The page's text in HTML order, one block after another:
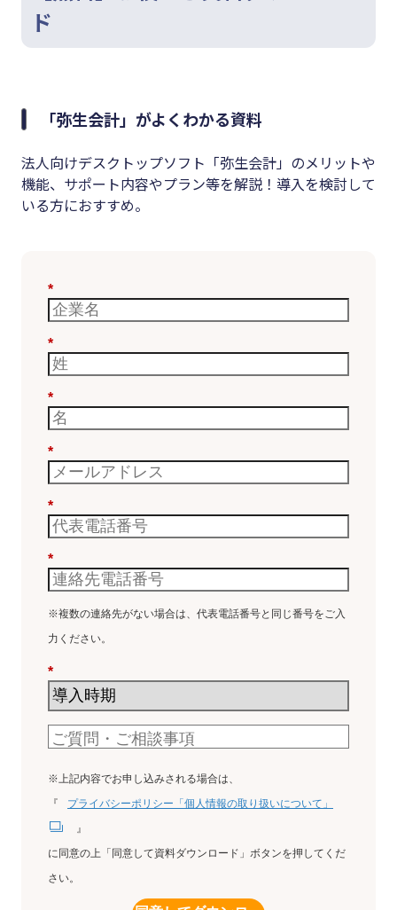
ド
「弥生会計」がよくわかる資料
法人向けデスクトップソフト「弥生会計」のメリットや
機能、サポート内容やプラン等を解説！導入を検討して
いる方におすすめ。
*
*
*
*
*
*
※複数の連絡先がない場合は、代表電話番号と同じ番号をご入
力ください。
*
※上記内容でお申し込みされる場合は、
『
プライバシーポリシー「個人情報の取り扱いについて」
』
に同意の上「同意して資料ダウンロード」ボタンを押してくだ
さい。